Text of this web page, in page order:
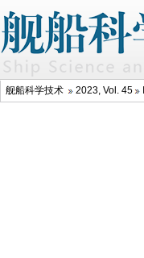
舰船科学技术 2023, Vol. 45